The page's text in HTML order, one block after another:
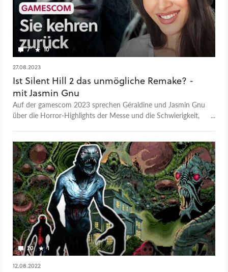
7 10
27.08.2023
Ist Silent Hill 2 das unmögliche Remake? -
mit Jasmin Gnu
Auf der gamescom 2023 sprechen Géraldine und Jasmin Gnu
über die Horror-Highlights der Messe und die Schwierigkeit,
20 1
12.08.2022